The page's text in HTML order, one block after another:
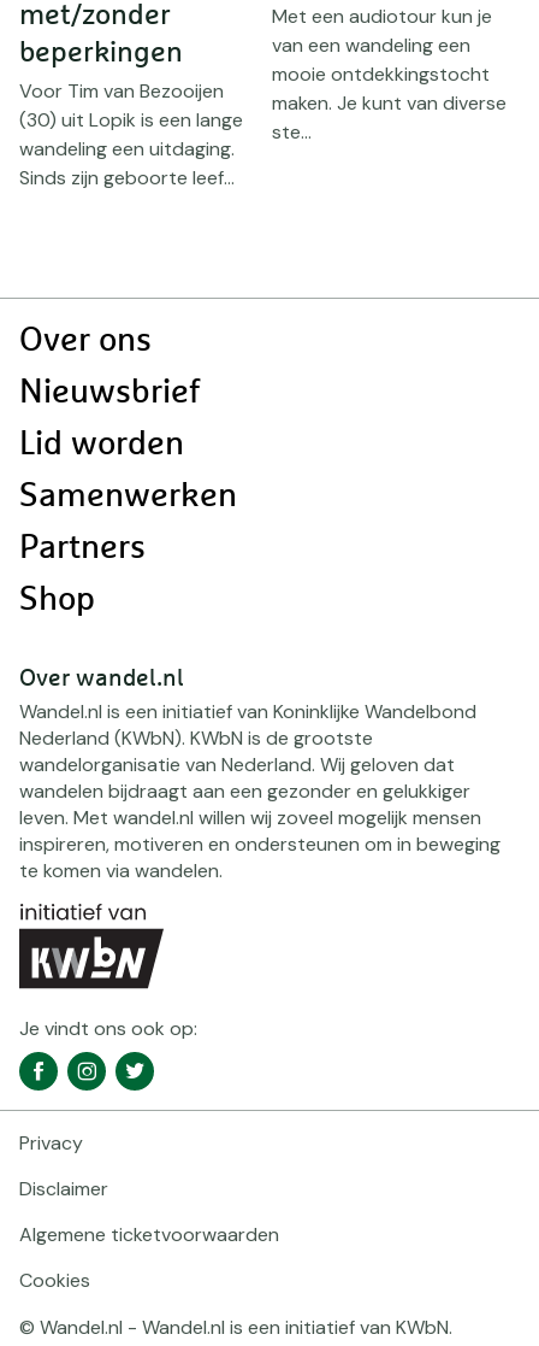
met/zonder
beperkingen
Voor Tim van Bezooijen
(30) uit Lopik is een lange
wandeling een uitdaging.
Sinds zijn geboorte leef...
Met een audiotour kun je
van een wandeling een
mooie ontdekkingstocht
maken. Je kunt van diverse
ste...
Doormat
Over ons
Nieuwsbrief
Lid worden
Samenwerken
Partners
Shop
Over wandel.nl
Wandel.nl is een initiatief van Koninklijke Wandelbond
Nederland (KWbN). KWbN is de grootste
wandelorganisatie van Nederland. Wij geloven dat
wandelen bijdraagt aan een gezonder en gelukkiger
leven. Met wandel.nl willen wij zoveel mogelijk mensen
inspireren, motiveren en ondersteunen om in beweging
te komen via wandelen.
Je vindt ons ook op:
Social
media
FacebookInstagramTwitter
© Wandel.nl - Wandel.nl is een initiatief van KWbN.
Footer
navigatie
Privacy
Disclaimer
Algemene ticketvoorwaarden
Cookies